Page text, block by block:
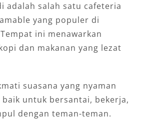
adalah salah satu cafeteria
yang populer di
ini menawarkan
dan makanan yang lezat
suasana yang nyaman
untuk bersantai, bekerja,
dengan teman-teman.